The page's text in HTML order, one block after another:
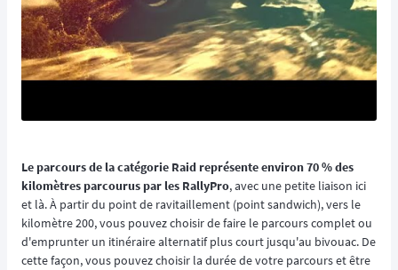
Le parcours de la catégorie Raid représente environ 70 % des
kilomètres parcourus par les RallyPro, avec une petite liaison ici
et là. À partir du point de ravitaillement (point sandwich), vers le
kilomètre 200, vous pouvez choisir de faire le parcours complet ou
d'emprunter un itinéraire alternatif plus court jusqu'au bivouac. De
cette façon, vous pouvez choisir la durée de votre parcours et être